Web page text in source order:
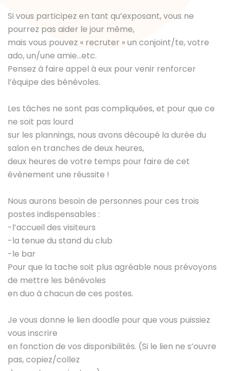
Si vous participez en tant qu’exposant, vous ne
pourrez pas aider le jour même,
mais vous pouvez « recruter » un conjoint/te, votre
ado, un/une amie…etc.
Pensez à faire appel à eux pour venir renforcer
l’équipe des bénévoles.
Les tâches ne sont pas compliquées, et pour que ce
ne soit pas lourd
sur les plannings, nous avons découpé la durée du
salon en tranches de deux heures,
deux heures de votre temps pour faire de cet
évènement une réussite !
Nous aurons besoin de personnes pour ces trois
postes indispensables :
-l’accueil des visiteurs
-la tenue du stand du club
-le bar
Pour que la tache soit plus agréable nous prévoyons
de mettre les bénévoles
en duo à chacun de ces postes.
Je vous donne le lien doodle pour que vous puissiez
vous inscrire
en fonction de vos disponibilités. (Si le lien ne s’ouvre
pas, copiez/collez